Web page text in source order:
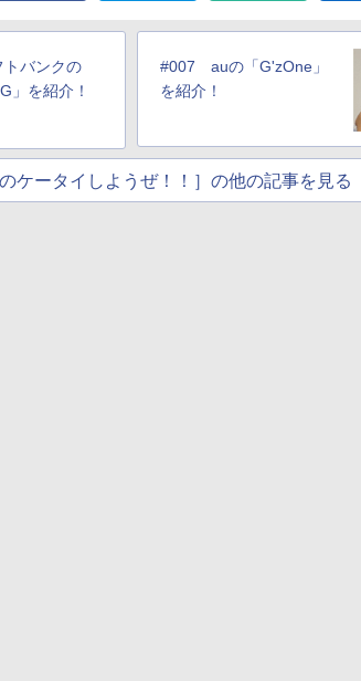
バンクの
」を紹介！
#007 auの「G'zOne」
を紹介！
のケータイしようぜ！！］の他の記事を見る